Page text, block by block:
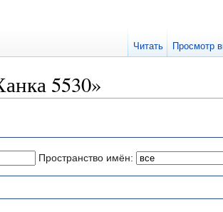
5530»
Пространство имён:
Читать Просмотр